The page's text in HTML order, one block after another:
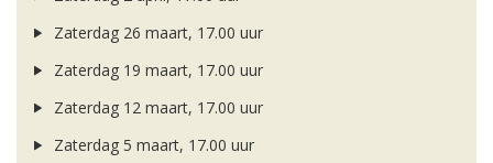
Zaterdag 26 maart, 17.00 uur
Zaterdag 19 maart, 17.00 uur
Zaterdag 12 maart, 17.00 uur
Zaterdag 5 maart, 17.00 uur